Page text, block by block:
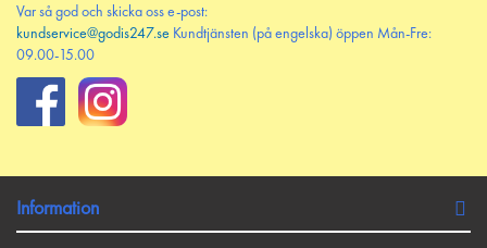
Var så god och skicka oss e-post:
kundservice@godis247.se Kundtjänsten (på engelska) öppen Mån-Fre:
09.00-15.00
Information